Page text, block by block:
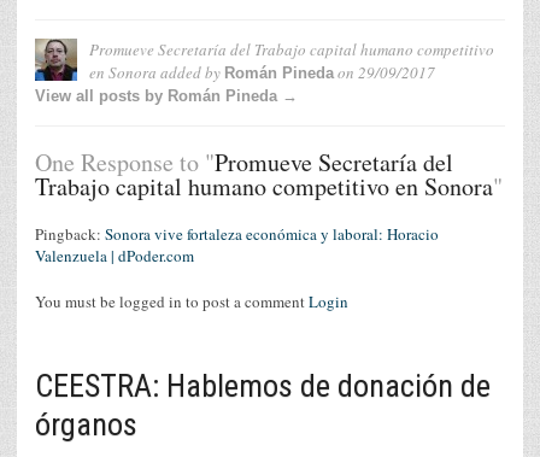
Promueve Secretaría del Trabajo capital humano competitivo
en Sonora added by Román Pinedaon 29/09/2017
View all posts by Román Pineda →
One Response to "Promueve Secretaría del
Trabajo capital humano competitivo en Sonora"
Pingback: Sonora vive fortaleza económica y laboral: Horacio
Valenzuela | dPoder.com
You must be logged in to post a commentLogin
CEESTRA: Hablemos de donación de
órganos